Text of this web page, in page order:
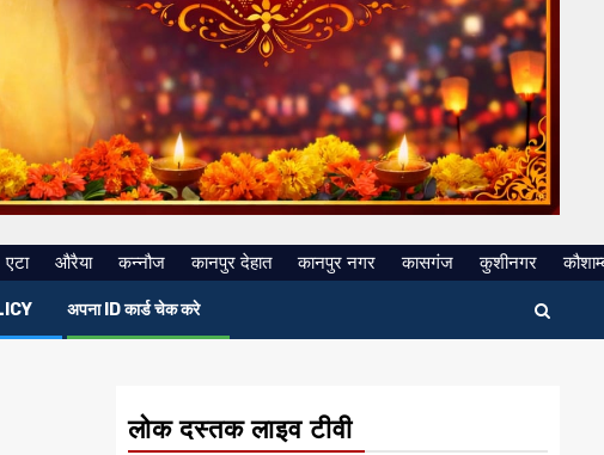
एटा औरैया कन्नौज कानपुर देहात कानपुर नगर कासगंज कुशीनगर
अपना ID कार्ड चेक करे
लोक दस्तक लाइव टीवी